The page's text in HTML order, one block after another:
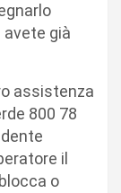
già
assistenza
800 78
il
o